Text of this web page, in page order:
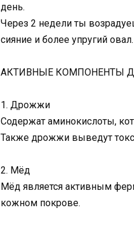
день.
Через 2 недели ты
сияние и более упругий овал.
АКТИВНЫЕ КОМПОНЕНТЫ
1. Дрожжи
Содержат аминокислоты,
Также дрожжи выведут
2. Мёд
Мёд является активным
кожном покрове.